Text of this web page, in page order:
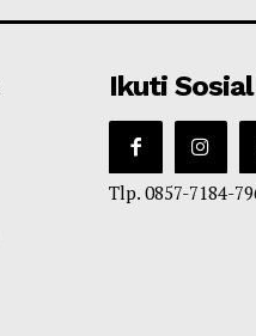
Ikuti
Tlp. 0857-7184-